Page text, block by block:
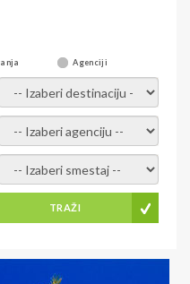
Agenciji
- izaberi destinaciju -
- izaberi agenciju -
- Izaberite smestaj -
TRAŽI